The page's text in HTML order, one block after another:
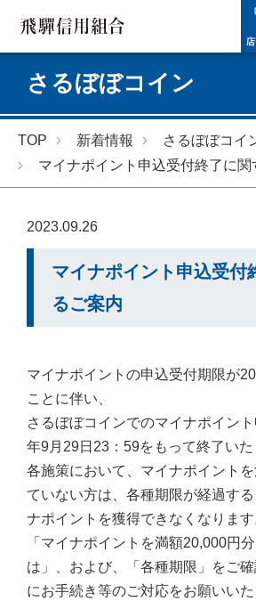
さるぼぼコイン
TOP 新着情報
さるぼぼコイ
マイナポイント申込受付終了に関
2023.09.26
マイナポイント申込受付
るご案内
マイナポイントの申込受付期限が
ことに伴い、
さるぼぼコインでのマイナポイン
年9月29日23：59をもって終了いた
各施策において、マイナポイント
ていない方は、各種期限が経過す
ナポイントを獲得できなくなります
「マイナポイントを満額20,000円
は」、および、「各種期限」をご
にお手続き等のご対応をお願いいた